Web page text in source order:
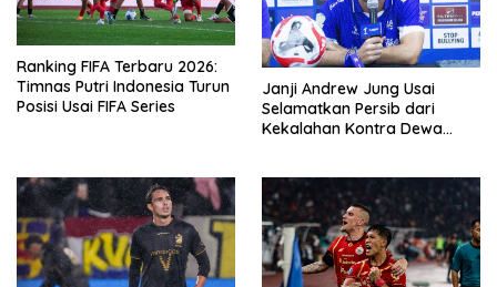
Ranking FIFA Terbaru 2026:
Timnas Putri Indonesia Turun
Posisi Usai FIFA Series
Janji Andrew Jung Usai
Selamatkan Persib dari
Kekalahan Kontra Dewa